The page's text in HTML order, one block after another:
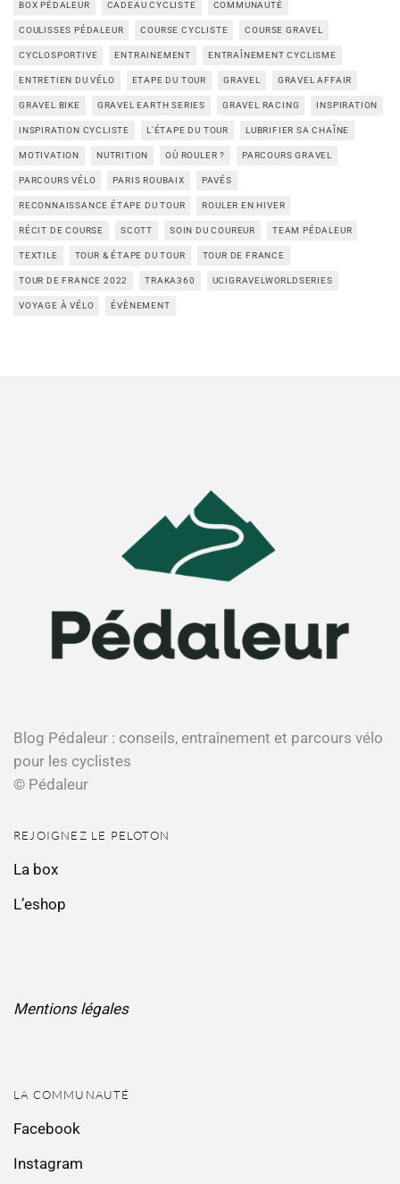
BOX PÉDALEUR CADEAU CYCLISTE COMMUNAUTÉ
COULISSES PÉDALEUR COURSE CYCLISTE COURSE GRAVEL
CYCLOSPORTIVE ENTRAINEMENT ENTRAÎNEMENT CYCLISME
ENTRETIEN DU VÉLO ETAPE DU TOUR GRAVEL GRAVEL AFFAIR
GRAVEL BIKE GRAVEL EARTH SERIES GRAVEL RACING INSPIRATION
INSPIRATION CYCLISTE L'ÉTAPE DU TOUR LUBRIFIER SA CHAÎNE
MOTIVATION NUTRITION OÙ ROULER ? PARCOURS GRAVEL
PARCOURS VÉLO PARIS ROUBAIX PAVÉS
RECONNAISSANCE ÉTAPE DU TOUR ROULER EN HIVER
RÉCIT DE COURSE SCOTT SOIN DU COUREUR TEAM PÉDALEUR
TEXTILE TOUR & ÉTAPE DU TOUR TOUR DE FRANCE
TOUR DE FRANCE 2022 TRAKA360 UCIGRAVELWORLDSERIES
VOYAGE À VÉLO ÉVÈNEMENT
Blog Pédaleur : conseils, entraînement et parcours vélo
pour les cyclistes
© Pédaleur
REJOIGNEZ LE PELOTON
La box
L’eshop
Mentions légales
LA COMMUNAUTÉ
Facebook
Instagram